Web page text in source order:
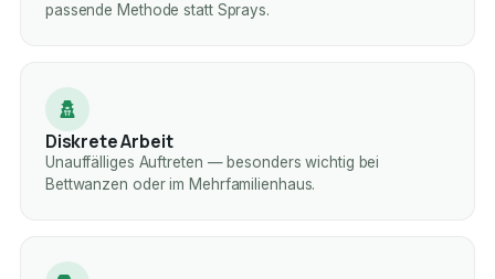
passende Methode statt Sprays.
Diskrete Arbeit
Unauffälliges Auftreten — besonders wichtig bei
Bettwanzen oder im Mehrfamilienhaus.